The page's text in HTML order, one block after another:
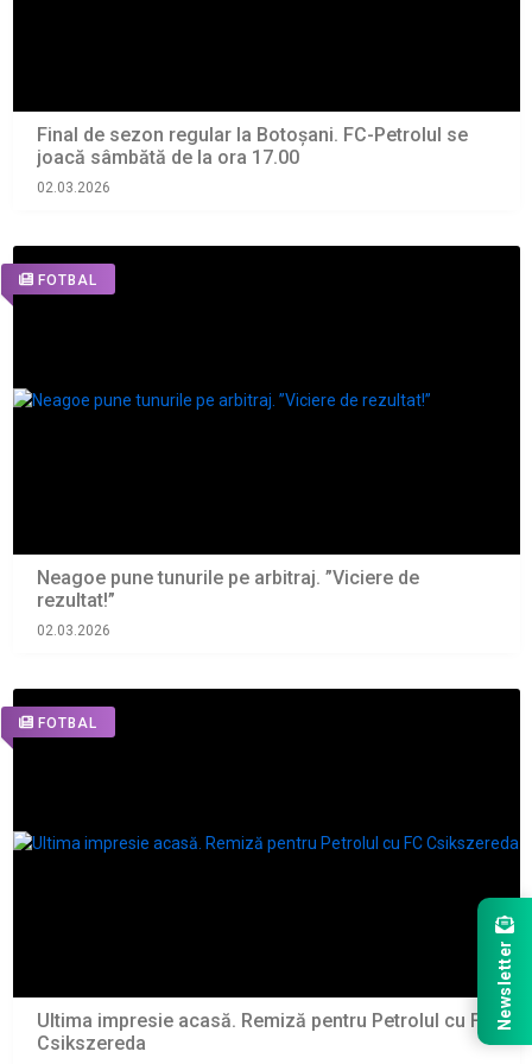
Final de sezon regular la Botoșani. FC-Petrolul se
joacă sâmbătă de la ora 17.00
02.03.2026
FOTBAL
Neagoe pune tunurile pe arbitraj. ”Viciere de
rezultat!”
02.03.2026
FOTBAL
Ultima impresie acasă. Remiză pentru Petrolul cu FC
Csikszereda
Newsletter